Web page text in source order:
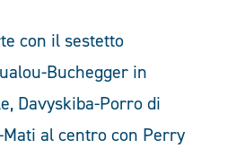
con il sestetto
Buchegger in
Davyskiba-Porro di
al centro con Perry